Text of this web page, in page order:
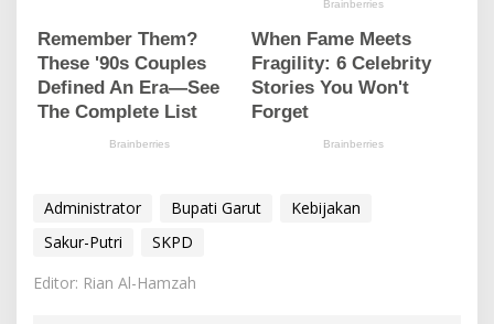
Administrator Bupati Garut
Kebijakan
Sakur-Putri
SKPD
Editor: Rian Al-Hamzah